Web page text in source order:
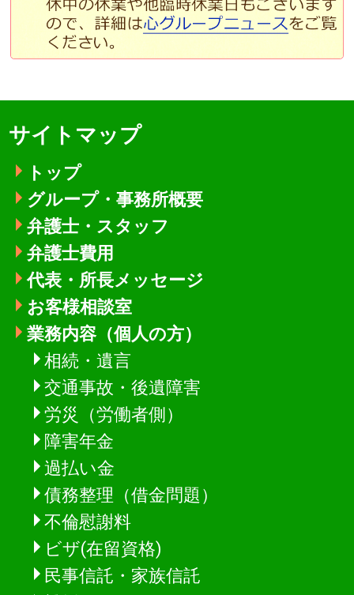
サイトマップ
トップ
グループ・事務所概要
弁護士・スタッフ
弁護士費用
代表・所長メッセージ
お客様相談室
業務内容（個人の方）
相続・遺言
交通事故・後遺障害
労災（労働者側）
障害年金
過払い金
債務整理（借金問題）
不倫慰謝料
ビザ(在留資格)
民事信託・家族信託